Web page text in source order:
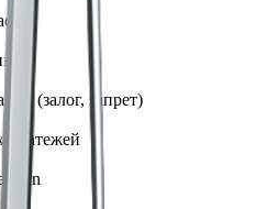
(залог, запрет)
платежей